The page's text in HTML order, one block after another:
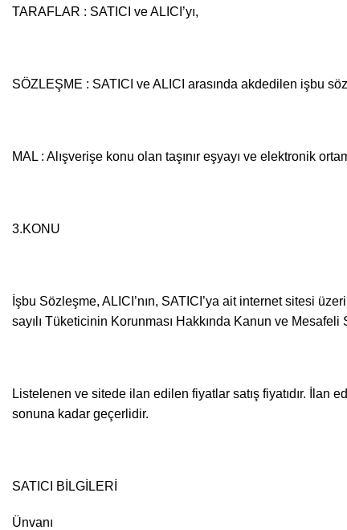
TARAFLAR : SATICI ve ALICI’yı,
SÖZLEŞME : SATICI ve ALICI arasında akdedilen işbu
MAL : Alışverişe konu olan taşınır eşyayı ve elektronik
3.KONU
İşbu Sözleşme, ALICI’nın, SATICI’ya ait internet sitesi
sayılı Tüketicinin Korunması Hakkında Kanun ve
Listelenen ve sitede ilan edilen fiyatlar satış fiyatıdır.
sonuna kadar geçerlidir.
SATICI BİLGİLERİ
Ünvanı